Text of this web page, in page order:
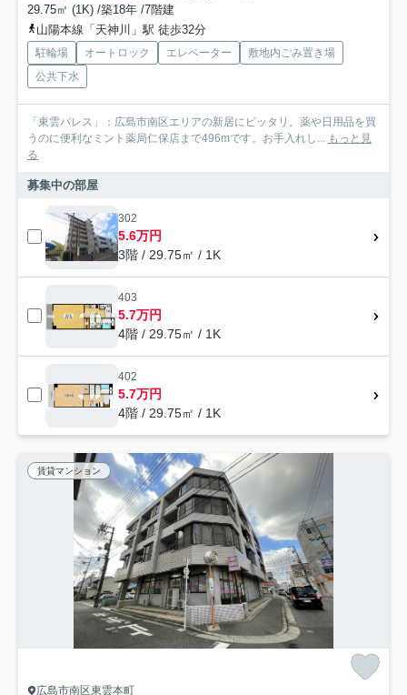
29.75㎡ (1K) /築18年 /7階建
山陽本線「天神川」駅 徒歩32分
駐輪場 オートロック エレベーター
敷地内ごみ置き場
公共下水
「東雲パレス」：広島市南区エリアの新居にピッタリ。薬や日用品を買
うのに便利なミント薬局仁保店まで496mです。お手入れし... もっと見
る
募集中の部屋
302
5.6万円
3階 / 29.75㎡ / 1K
403
5.7万円
4階 / 29.75㎡ / 1K
402
5.7万円
4階 / 29.75㎡ / 1K
賃貸マンション
広島市南区東雲本町